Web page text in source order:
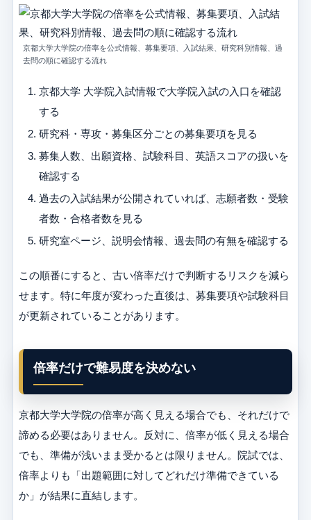
京都大学大学院の倍率を公式情報、募集要項、入試結果、研究科別情報、過
去問の順に確認する流れ
京都大学 大学院入試情報で大学院入試の入口を確認
する
研究科・専攻・募集区分ごとの募集要項を見る
募集人数、出願資格、試験科目、英語スコアの扱いを
確認する
過去の入試結果が公開されていれば、志願者数・受験
者数・合格者数を見る
研究室ページ、説明会情報、過去問の有無を確認する
この順番にすると、古い倍率だけで判断するリスクを減ら
せます。特に年度が変わった直後は、募集要項や試験科目
が更新されていることがあります。
倍率だけで難易度を決めない
京都大学大学院の倍率が高く見える場合でも、それだけで
諦める必要はありません。反対に、倍率が低く見える場合
でも、準備が浅いまま受かるとは限りません。院試では、
倍率よりも「出題範囲に対してどれだけ準備できている
か」が結果に直結します。